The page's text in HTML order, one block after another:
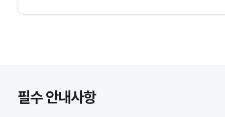
필수 안내사항